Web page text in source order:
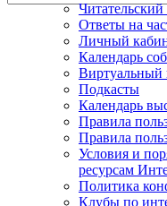
Ответы на
Личный
Календарь
Виртуальный
Подкасты
Календарь
Правила
Правила
Условия и
ресурсам
Политика
Клубы по